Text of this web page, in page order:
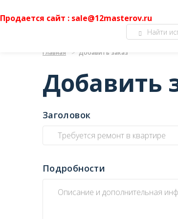
Продается сайт : sale@12masterov.ru
Главная Добавить заказ
Добавить
Заголовок
Подробности